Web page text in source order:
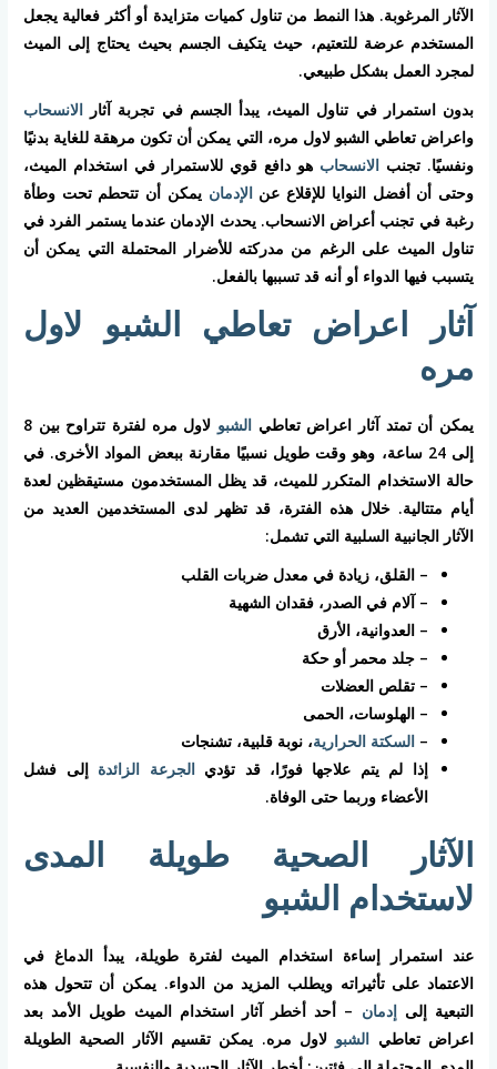
الآثار المرغوبة. هذا النمط من تناول كميات متزايدة أو أكثر فعالية يجعل
المستخدم عرضة للتعتيم، حيث يتكيف الجسم بحيث يحتاج إلى الميث
لمجرد العمل بشكل طبيعي.
بدون استمرار في تناول الميث، يبدأ الجسم في تجربة آثار الانسحاب
واعراض تعاطي الشبو لاول مره، التي يمكن أن تكون مرهقة للغاية بدنيًا
ونفسيًا. تجنبالانسحاب هو دافع قوي للاستمرار في استخدام الميث،
وحتى أن أفضل النوايا للإقلاع عنالإدمان يمكن أن تتحطم تحت وطأة
رغبة في تجنب أعراض الانسحاب. يحدث الإدمان عندما يستمر الفرد في
تناول الميث على الرغم من مدركته للأضرار المحتملة التي يمكن أن
يتسبب فيها الدواء أو أنه قد تسببها بالفعل.
آثار اعراض تعاطي الشبو لاول
مره
يمكن أن تمتد آثار اعراض تعاطي الشبو
لاول مره لفترة تتراوح بين 8
إلى 24 ساعة، وهو وقت طويل نسبيًا مقارنة ببعض المواد الأخرى. في
حالة الاستخدام المتكرر للميث، قد يظل المستخدمون مستيقظين لعدة
أيام متتالية. خلال هذه الفترة، قد تظهر لدى المستخدمين العديد من
الآثار الجانبية السلبية التي تشمل:
– القلق، زيادة في معدل ضربات القلب
– آلام في الصدر، فقدان الشهية
– العدوانية، الأرق
– جلد محمر أو حكة
– تقلص العضلات
– الهلوسات، الحمى
–السكتة الحرارية، نوبة قلبية، تشنجات
إذا لم يتم علاجها فورًا، قد تؤديالجرعة الزائدة إلى فشل
الأعضاء وربما حتى الوفاة.
الآثار الصحية طويلة المدى
لاستخدام الشبو
عند استمرار إساءة استخدام الميث لفترة طويلة، يبدأ الدماغ في
الاعتماد على تأثيراته ويطلب المزيد من الدواء. يمكن أن تتحول هذه
التبعية إلىإدمان – أحد أخطر آثار استخدام الميث طويل الأمد بعد
اعراض تعاطي الشبو لاول مره. يمكن تقسيم الآثار الصحية الطويلة